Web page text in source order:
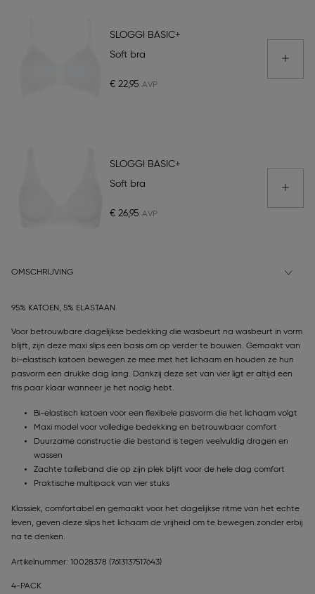
SLOGGI BASIC+
Soft bra
€ 22,95
SLOGGI BASIC+
Soft bra
€ 26,95
OMSCHRIJVING
95% KATOEN, 5% ELASTAAN
Voor betrouwbare dagelijkse bedekking die wasbeurt na wasbeurt in vorm
blijft, zijn deze maxi slips een basis om op verder te bouwen. Gemaakt van
bi-elastisch katoen bewegen ze mee met het lichaam en houden ze hun
pasvorm een drukke dag lang. Dankzij deze set van vier ligt er altijd een
fris paar klaar wanneer je het nodig hebt.
Bi-elastisch katoen voor een flexibele pasvorm die het lichaam volgt
Maxi model voor volledige bedekking en betrouwbaar comfort
Duurzame constructie die bestand is tegen veelvuldig dragen en
wassen
Zachte tailleband die op zijn plek blijft voor de hele dag comfort
Praktische multipack van vier stuks
Klassiek, comfortabel en gemaakt voor het dagelijkse ritme van het echte
leven, geven deze slips het lichaam de vrijheid om te bewegen zonder erbij
na te denken.
Artikelnummer: 10028378 (7613137517643)
4-PACK